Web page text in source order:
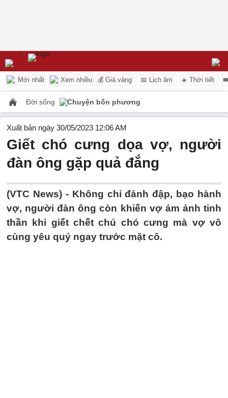
Mới nhất Xem nhiều 💰 Giá vàng 📅 Lịch âm ☀️ Thời tiết
Đời sống Chuyện bốn phương
Xuất bản ngày 30/05/2023 12:06 AM
Giết chó cưng dọa vợ, người
đàn ông gặp quả đắng
(VTC News) - Không chỉ đánh đập, bạo hành
vợ, người đàn ông còn khiến vợ ám ảnh tinh
thần khi giết chết chú chó cưng mà vợ vô
cùng yêu quý ngay trước mặt cô.